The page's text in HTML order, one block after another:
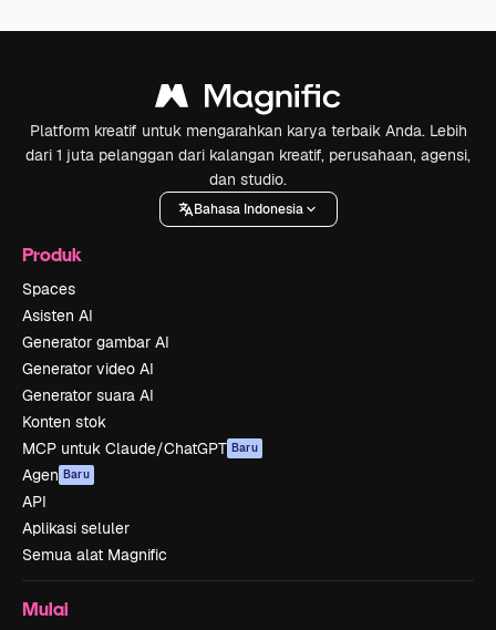
Platform kreatif untuk mengarahkan karya terbaik Anda. Lebih
dari 1 juta pelanggan dari kalangan kreatif, perusahaan, agensi,
dan studio.
Bahasa Indonesia
Produk
Spaces
Asisten AI
Generator gambar AI
Generator video AI
Generator suara AI
Konten stok
MCP untuk Claude/ChatGPT Baru
Agen Baru
API
Aplikasi seluler
Semua alat Magnific
Mulai